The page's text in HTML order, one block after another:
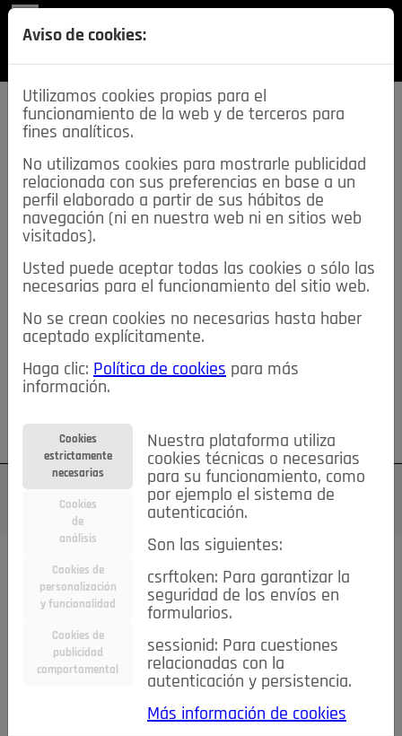
SECCIONES
descarga esta
REVISTA
≡NOTICIAS
NOTICIAS SERVICIOS DE INTERÉS
TABLÓN DE ANUNCIOS MIS ANUNCIOS CONTACTO
NOSOTROS
Su cuenta Regístrese ¿Olvidó su contraseña?
TODAS Deporte Bicicletas Deportes y Ocio
Electrodomésticos
Niños y Bebés Inmobiliaria Construcción y Reformas
Moda Accesorios Ropa Motor
Motor y Accesorios Motos Ocio
Aviso de cookies:
Utilizamos cookies propias para el
funcionamiento de la web y de terceros para
fines analíticos.
No utilizamos cookies para mostrarle publicidad
relacionada con sus preferencias en base a un
perfil elaborado a partir de sus hábitos de
navegación (ni en nuestra web ni en sitios web
visitados).
Usted puede aceptar todas las cookies o sólo las
necesarias para el funcionamiento del sitio web.
No se crean cookies no necesarias hasta haber
aceptado explícitamente.
Haga clic: Política de cookies para más
información.
Cookies
estrictamente
necesarias
Cookies
de
análisis
Cookies de
personalización
y funcionalidad
Cookies de
publicidad
comportamental
Nuestra plataforma utiliza
cookies técnicas o necesarias
para su funcionamiento, como
por ejemplo el sistema de
autenticación.
Son las siguientes:
csrftoken: Para garantizar la
seguridad de los envíos en
formularios.
sessionid: Para cuestiones
relacionadas con la
autenticación y persistencia.
Más información de cookies